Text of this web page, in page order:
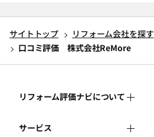
サイトトップ
リフォーム会社を探す
口コミ評価 株式会社ReMore
リフォーム評価ナビについて
リフォーム評価ナビとは
サービス